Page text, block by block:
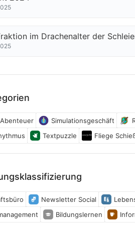
im Drachenalter der
Simulationsgeschäft
Textpuzzle Fliege
Newsletter Social
Bildungslernen